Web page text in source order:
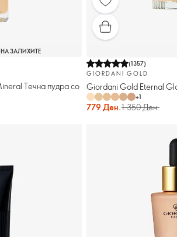
ЗАЛИХИТЕ
Течна пудра со
(1357)
GIORDANI GOLD
Giordani Gold Eternal
+1
779 Ден.1.350 Ден.